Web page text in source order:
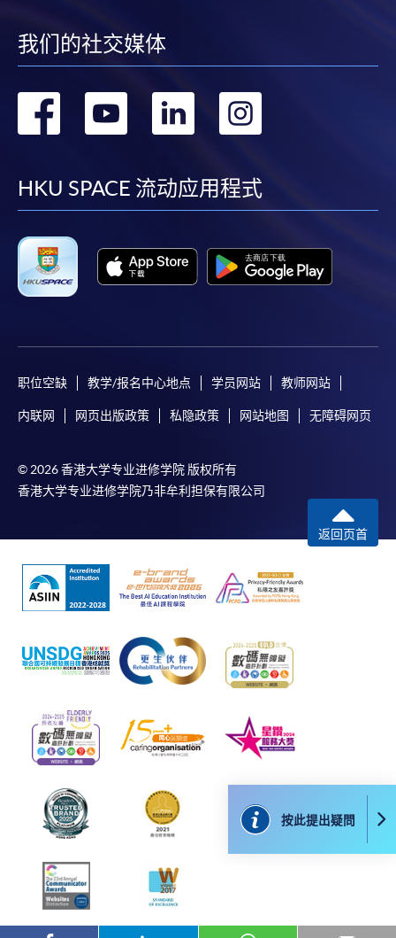
如須甄選入學，則正式收據並不可作為 閣下已獲
請者是否獲取錄。落選的申請人將獲退還已繳交的
學費。
免責聲明
本學院為學院開設的其中一些課程提供在線服務的平台。雖然
本學院會力求在有關網頁上刊載的資訊正確和合時，但本學院
卻不能為這些資訊作出任何明確或隱含的保證。本學院尤其不
本學院（包括其僱員及附屬機構）對你在網上付款而由下列原
因所導致的任何損失，一概不負責；上述原因包括：（1）由
失誤、延誤、中斷、中止、或限制（2）從付款的網關傳送而
來的任何信息或資訊中出現的疏忽、錯誤、誤差或遺漏；
（3）付款的網關在完成網上付款時出現的故障、失靈、或失
誤；（4）任何由付款的網關引起或與付款的網關相關的原
因，包括未獲授權進入、資料傳送的改動、任何非法行為等。
以上中文本純作參考之用，如內容與英文版本有任何歧義，一
付款方法
1. 現金、「易辦事」（EPS）、微信支付
(WeChat Pay) 或支付寶(Alipay)
申請人可親臨學院任何一所報名中心，以現金、「易
辦事」、微信支付（WeChat Pay）或支付寶
（Alipay） 繳付學費。
2. 支票或銀行本票
如以劃線支票或銀行本票繳付，抬頭請註明「香港大
學專業進修學院」。支票背面請寫上課程名稱及申請
按此提出疑問
折
我们的社交媒体
转
facebook
转
youtube
转
linkedin
HKU SPACE 流动应用程式
职位空缺 教学/报名中心地点 学员网站 教师网站
内联网 网页出版政策 私隐政策 网站地图 无障碍网页
© 2026 香港大学专业进修学院 版权所有
香港大学专业进修学院乃非牟利担保有限公司
返回页首